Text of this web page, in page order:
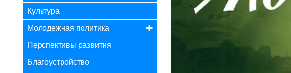
Культура
Молодежная политика
Перспективы развития
Благоустройство